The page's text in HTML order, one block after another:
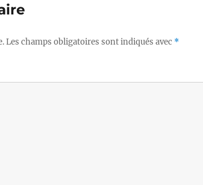
Les champs obligatoires sont indiqués avec *